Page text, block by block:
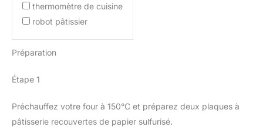
thermomètre de cuisine
robot pâtissier
Préparation
Étape 1
Préchauffez votre four à 150°C et préparez deux plaques à
pâtisserie recouvertes de papier sulfurisé.